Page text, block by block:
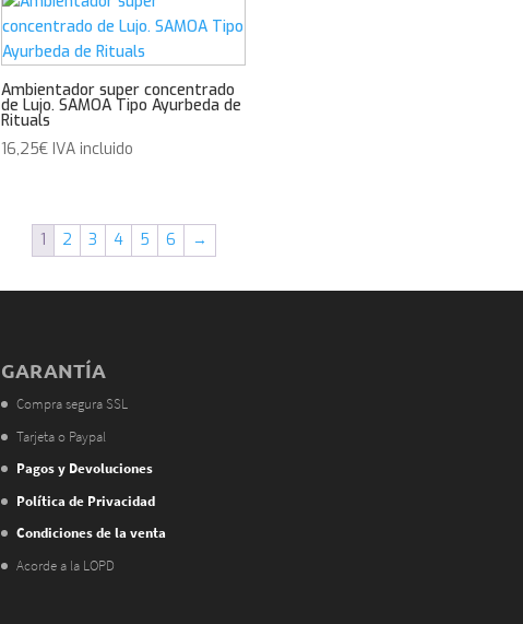
Ambientador super concentrado
de Lujo. SAMOA Tipo Ayurbeda de
Rituals
16,25€ IVA incluido
1 2 3 4 5 6 →
GARANTÍA
Compra segura SSL
Tarjeta o Paypal
Pagos y Devoluciones
Política de Privacidad
Condiciones de la venta
Acorde a la LOPD